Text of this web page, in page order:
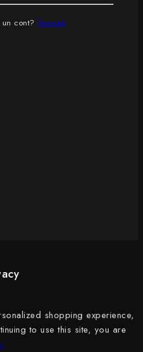
shopping experience,
to use this site, you are
un cont?Înscrieți